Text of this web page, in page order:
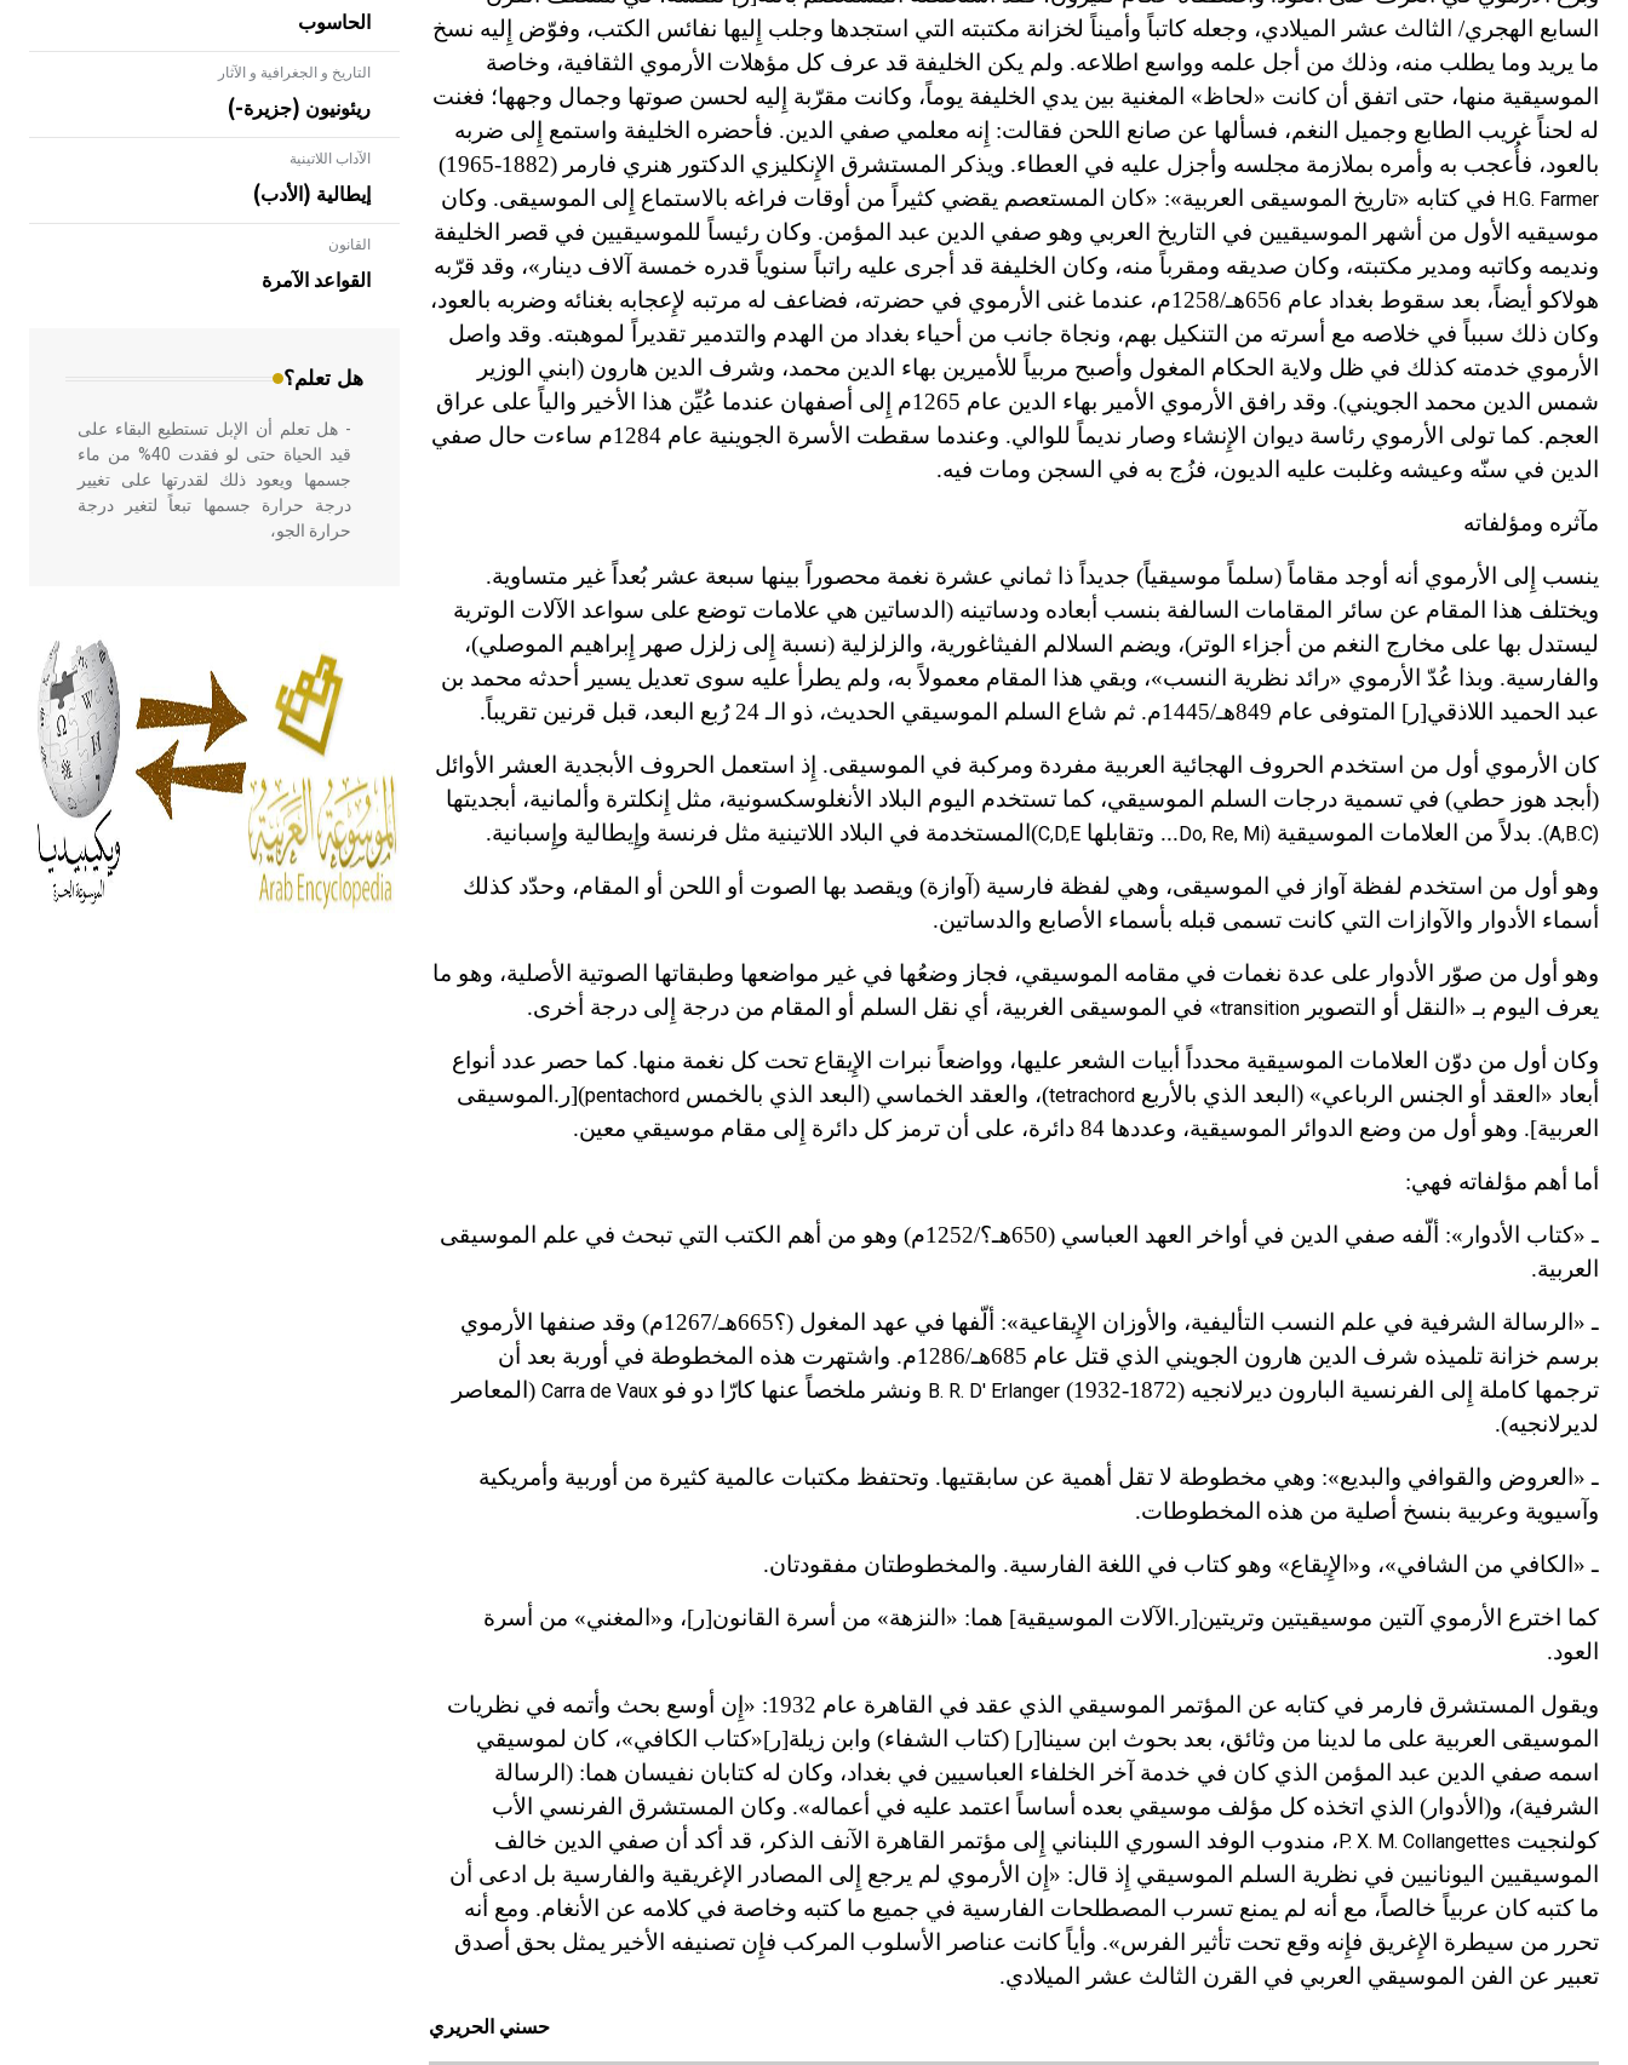
السابع الهجري/ الثالث عشر الميلادي، وجعله كاتباً وأميناً لخزانة مكتبته التي استجدها وجلب إِليها نفائس الكتب، وفوّض إِليه نسخ
ما يريد وما يطلب منه، وذلك من أجل علمه وواسع اطلاعه. ولم يكن الخليفة قد عرف كل مؤهلات الأرموي الثقافية، وخاصة
الموسيقية منها، حتى اتفق أن كانت «لحاظ» المغنية بين يدي الخليفة يوماً، وكانت مقرّبة إِليه لحسن صوتها وجمال وجهها؛ فغنت
له لحناً غريب الطابع وجميل النغم، فسألها عن صانع اللحن فقالت: إِنه معلمي صفي الدين. فأحضره الخليفة واستمع إِلى ضربه
بالعود، فأُعجب به وأ مره بملازمة مجلسه وأجزل عليه في العطاء. ويذكر المستشرق الإِنكليزي الدكتور هنري فارمر (1882 -
1965)
H.G. Farmer في كتابه «تاريخ الموسيقى العربية»: «كان المستعصم يقضي كثيراً من أوقات فراغه بالاستماع إِلى الموسيقى. وكان
موسيقيه الأول من أشهر الموسيقيين في التاريخ العربي وهو صفي الدين عبد المؤمن. وكان رئيساً للموسيقيين في قصر الخليفة
ونديمه وكاتبه ومدير مكتبته، وكان صديقه ومقرباً منه، وكان الخليفة قد أجرى عليه راتباً سنوياً قدره خمسة آلاف دينار»، وقد قرّبه
هولاكو أيضاً، بعد سقوط بغداد عام 656هـ/1258م، عندما غنى الأرموي في حضرته، فضاعف له مرتبه لإِعجابه بغنائه وضربه بالعود،
وكان ذلك سبباً في خلاصه مع أسرته من التنكيل بهم، ونجاة جانب من أحياء بغداد من الهدم والتدمير تقديراً لموهبته. وقد واصل
الأرموي خدمته كذلك في ظل ولاية الحكام المغول وأصبح مربياً للأميرين بهاء الدين محمد، وشرف الدين هارون (ابني الوزير
شمس الدين محمد الجويني). وقد رافق الأرموي الأمير بهاء الدين عام 1265م إِلى أصفهان عندما عُيِّن هذا الأخير والياً على عراق
العجم. كما تولى الأرموي رئاسة ديوان الإِنشاء وصار نديماً للوالي. وعندما سقطت الأسرة الجوينية عام 1284م ساءت حال صفي
الدين في سنّه وعيشه وغلبت عليه الديون، فزُج به في السجن ومات فيه.
مآثره ومؤلفاته
ينسب إِلى الأرموي أنه أوجد مقاماً (سلماً موسيقياً) جديداً ذا ثماني عشرة نغمة محصوراً بينها سبعة عشر بُعداً غير متساوية.
ويختلف هذا المقام عن سائر المقامات السالفة بنسب أبعاده ودساتينه (الدساتين هي علامات توضع على سواعد الآلات الوترية
ليستدل بها على مخارج النغم من أجزاء الوتر)، ويضم السلالم الفيثاغورية، والزلزلية (نسبة إِلى زلزل صهر إِبراهيم الموصلي)،
والفارسية. وبذا عُدّ الأرموي «رائد نظرية النسب»، وبقي هذا المقام معمولاً به، ولم يطرأ عليه سوى تعديل يسير أحدثه محمد بن
عبد الحميد اللاذقي[ر] المتوفى عام 849هـ/1445م. ثم شاع السلم الموسيقي الحديث، ذو الـ 24 رُبع البعد، قبل قرنين تقريباً.
كان الأرموي أول من استخدم الحروف الهجائية العربية مفردة ومركبة في الموسيقى. إِذ استعمل الحروف
لأبجدية العشر الأوائل
(أبجد هوز حطي) في تسمية درجات السلم الموسيقي، كما تستخدم اليوم البلاد الأنغلوسكسونية، مثل إِنكلترة وألمانية، أبجديتها
(
(A,B.C
. بدلاً من العلامات الموسيقية Do, Re, Mi)... وتقابلها C,D,E
) المستخدمة في البلاد اللاتينية مثل فرنسة وإِيطالية وإِسبانية.
وهو أول من استخدم لفظة آواز في الموسيقى، وهي لفظة فارسية (آوازة) ويقصد بها الصوت أو اللحن أو المقام، وحدّد كذلك
أسماء الأدوار والآوازات التي كانت تسمى قبله بأسماء الأصابع والدساتين.
وهو أول من صوّر
لأدوار على عدة نغمات في مقامه الموسيقي، فجاز وضعُها في غير مواضعها وطبقاتها الصوتية الأصلية، وهو ما
يعرف اليوم بـ «النقل أو التصوير transition» في الموسيقى الغربية، أي نقل السلم أو المقام من درجة إِلى درجة أخرى.
وكان أول من دوّن العلامات الموسيقية محدداً أبيات الشعر عليها، وواضعاً نبرات الإِيقاع تحت كل نغمة منها. كما حصر عدد أنواع
أبعاد «العقد أو الجنس الرباعي» (البعد الذي بالأربع tetrachord)، والعقد الخماسي (البعد الذي بالخمس pentachord
)[ر.الموسيقى
العربية]. وهو أول من وضع الدوائر الموسيقية، وعددها 84 دائرة، على أن ترمز كل دائرة إِلى مقام موسيقي معين.
أما أهم مؤلفاته فهي:
ـ «كتاب الأدوار»: ألّفه صفي الدين في أواخر العهد العباسي (650هـ؟/1252م) وهو من أهم الكتب التي تبحث في علم الموسيقى
العربية.
ـ «الرسالة الشرفية في علم النسب التأليفية، والأوزان الإِيقاعية»: ألّفها في عهد المغول (؟665هـ/1267م) وقد صنفها الأرموي
برسم خزانة تلميذه شرف الدين هارون الجويني الذي قتل عام 685هـ/1286م. واشتهرت هذه المخطوطة في أوربة بعد أن
ترجمها كاملة إِلى الفرنسية البارون ديرلانجيه (1872
-
1932)
B. R. D' Erlanger ونشر ملخصاً عنها كارّا دو فو Carra de Vaux (المعاصر
لديرلانجيه).
ـ «العروض والقوافي والبديع»: وهي مخطوطة لا تقل أهمية عن سابقتيها. وتحتفظ مكتبات عالمية كثيرة من أوربية وأمريكية
وآسيوية وعربية بنسخ أصلية من هذه المخطوطات.
ـ «الكافي من الشافي»، و« الإِيقاع» وهو كتاب في اللغة الفارسية. والمخطوطتان مفقودتان.
كما اخترع الأرموي آلتين موسيقيتين وتريتين[ر.الآلات الموسيقية] هما: «النزهة» من أسرة القانون[ر]، و« المغني» من أسرة
العود.
ويقول المستشرق فارمر في كتابه عن المؤتمر الموسيقي الذي عقد في القاهرة عام 1932: «إِن أوسع بحث وأتمه في نظريات
الموسيقى العربية على ما لدينا من وثائق، بعد بحوث ابن سينا[ر] (كتاب الشفاء) وابن زيلة[ر]«كتاب الكافي»، كان لموسيقي
اسمه صفي الدين عبد المؤمن الذي كان في خدمة آخر الخلفاء العباسيين في بغداد، وكان له كتابان نفيسان هما: (الرسالة
الشرفية)، و(الأدوار) الذي اتخذه كل مؤلف موسيقي بعده أساساً اعتمد عليه في أعماله». وكان المستشرق الفرنسي الأب
كولنجيت P. X. M. Collangettes، مندوب الوفد السوري اللبناني إِلى مؤتمر القاهرة الآنف الذكر، قد أكد أن صفي الدين خالف
الموسيقيين اليونانيين في نظرية السلم الموسيقي إِذ قال: «إِن الأرموي لم يرجع إِلى المصادر الإغريقية والفارسية بل ادعى أن
ما كتبه كان عربياً خالصاً، مع أنه لم يمنع تسرب المصطلحات الفارسية في جميع ما كتبه وخاصة في كلامه عن الأنغام. ومع أنه
تحرر من سيطرة الإِغريق فإِنه وقع تحت تأثير الفرس». وأياً كانت عناصر الأسلوب المركب فإِن تصنيفه الأخير يمثل بحق أصدق
تعبير عن الفن الموسيقي العربي في القرن الثالث عشر الميلادي.
حسني الحريري
الحاسوب
التاريخ و الجغرافية و الآثار
ريئونيون (جزيرة-)
الآداب اللاتينية
إيطالية (الأدب)
القانون
القواعد الآمرة
هل تعلم؟
- هل تعلم أن الأبلق نوع من الفنون
الهندسية التي ارتبطت بالعمارة الإسلامية
في بلاد الشام ومصر خاصة، حيث يحرص
- هل تعلم أن الإبل تستطيع البقاء على
قيد الحياة حتى لو فقدت 40% من ماء
جسمها ويعود ذلك لقدرتها على تغيير
درجة حرارة جسمها تبعاً لتغير درجة
حرارة الجو،
أربعة مؤلفات هي: الحكم، الأدلة، تنظيم
التغذية، ورسالته في جروح الرأس.
ويعود له الفضل بأنه حرر الطب من
الدين والفلسفة.
- هل تعلم أن المرجان إفراز حيواني
يتكون في البحر ويتركب من مادة
كربونات الكلسيوم، وهو أحمر أو شديد
الحمرة وهو أجود أنواعه، ويمتاز بكبر
الحجم ويسمى الش